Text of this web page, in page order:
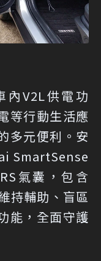
V2L供電功
等行動生活應
多元便利。安
SmartSense
氣囊，包含
持輔助、盲區
能，全面守護